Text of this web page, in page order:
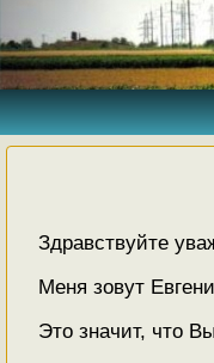
Здравствуйте
Меня зовут
Это значит, что